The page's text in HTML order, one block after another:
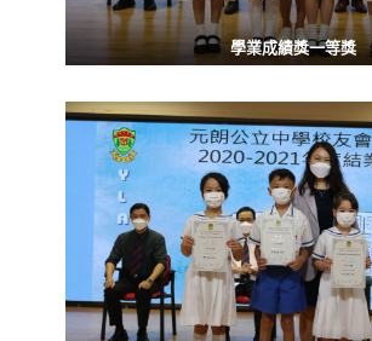
學業成績獎一等獎